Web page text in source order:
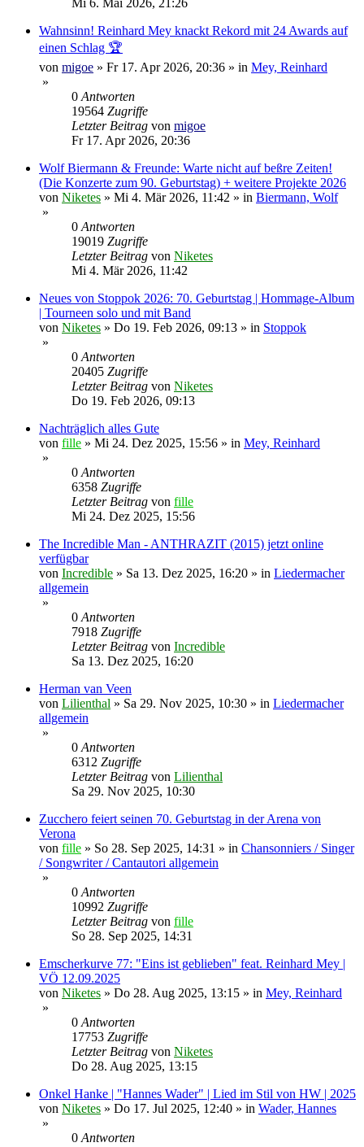
Mi 6. Mai 2026, 21:26
Wahnsinn! Reinhard Mey knackt Rekord mit 24 Awards auf
einen Schlag 🏆
von migoe » Fr 17. Apr 2026, 20:36 » in Mey, Reinhard
»
0Antworten
19564 Zugriffe
Letzter Beitrag von migoe
Fr 17. Apr 2026, 20:36
Wolf Biermann & Freunde: Warte nicht auf beßre Zeiten!
(Die Konzerte zum 90. Geburtstag) + weitere Projekte 2026
von Niketes » Mi 4. Mär 2026, 11:42 » in Biermann, Wolf
»
0Antworten
19019 Zugriffe
Letzter Beitrag von Niketes
Mi 4. Mär 2026, 11:42
Neues von Stoppok 2026: 70. Geburtstag | Hommage-Album
| Tourneen solo und mit Band
von Niketes » Do 19. Feb 2026, 09:13 » in Stoppok
»
0Antworten
20405 Zugriffe
Letzter Beitrag von Niketes
Do 19. Feb 2026, 09:13
Nachträglich alles Gute
von fille » Mi 24. Dez 2025, 15:56 » in Mey, Reinhard
»
0Antworten
6358 Zugriffe
Letzter Beitrag von fille
Mi 24. Dez 2025, 15:56
The Incredible Man - ANTHRAZIT (2015) jetzt online
verfügbar
von Incredible » Sa 13. Dez 2025, 16:20 » in Liedermacher
allgemein
»
0Antworten
7918 Zugriffe
Letzter Beitrag von Incredible
Sa 13. Dez 2025, 16:20
Herman van Veen
von Lilienthal » Sa 29. Nov 2025, 10:30 » in Liedermacher
allgemein
»
0Antworten
6312 Zugriffe
Letzter Beitrag von Lilienthal
Sa 29. Nov 2025, 10:30
Zucchero feiert seinen 70. Geburtstag in der Arena von
Verona
von fille » So 28. Sep 2025, 14:31 » in Chansonniers / Singer
/ Songwriter / Cantautori allgemein
»
0Antworten
10992 Zugriffe
Letzter Beitrag von fille
So 28. Sep 2025, 14:31
Emscherkurve 77: "Eins ist geblieben" feat. Reinhard Mey |
VÖ 12.09.2025
von Niketes » Do 28. Aug 2025, 13:15 » in Mey, Reinhard
»
0Antworten
17753 Zugriffe
Letzter Beitrag von Niketes
Do 28. Aug 2025, 13:15
Onkel Hanke | "Hannes Wader" | Lied im Stil von HW | 2025
von Niketes » Do 17. Jul 2025, 12:40 » in Wader, Hannes
»
0Antworten